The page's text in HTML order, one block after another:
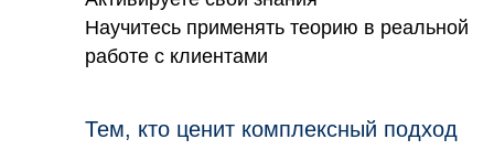
Научитесь применять теорию в реальной
работе с клиентами
Тем, кто ценит комплексный подход